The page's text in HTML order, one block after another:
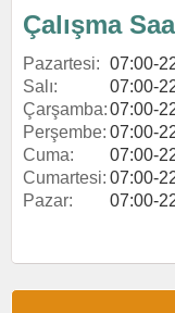
Çalışma
Pazartesi: 07:00-
Salı:
07:00-
Çarşamba:07:00-
Perşembe: 07:00-
Cuma:
07:00-
Cumartesi: 07:00-
Pazar:
07:00-